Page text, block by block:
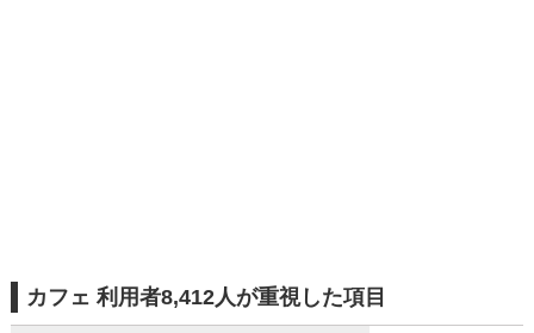
カフェ 利用者8,412人が重視した項目